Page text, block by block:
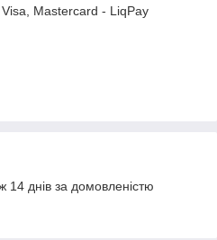
Mastercard - LiqPay
днів за домовленістю